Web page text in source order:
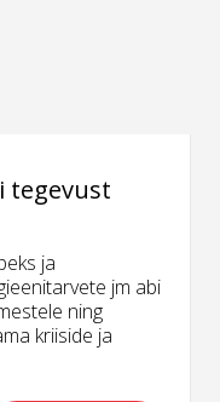
tegevust
ja
jm abi
ning
kriiside ja